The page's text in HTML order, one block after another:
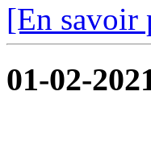
[En savoir
01-02-